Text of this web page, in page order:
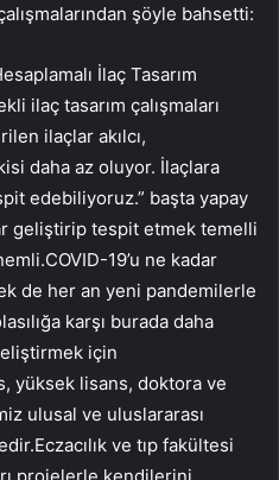
şöyle bahsetti:
İlaç Tasarım
ilaç tasarım çalışmaları
ilaçlar akılcı,
daha az oluyor. İlaçlara
edebiliyoruz.” başta yapay
geliştirip tespit etmek temelli
19’u ne kadar
de her an yeni pandemilerle
karşı burada daha
için
yüksek lisans, doktora ve
ulusal ve uluslararası
ve tıp fakültesi
projelerle kendilerini